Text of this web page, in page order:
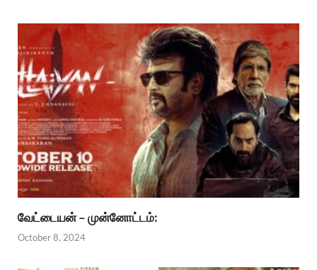
வேட்டையன் – முன்னோட்டம்:
October 8, 2024